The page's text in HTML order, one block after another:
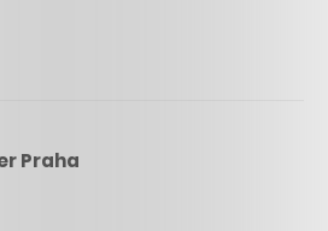
Praha